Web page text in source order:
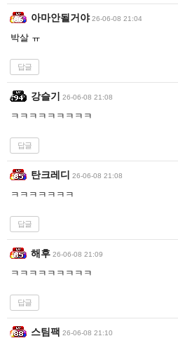
아마안될거야 26-06-08 21:04
박살 ㅠ
답글
강슬기 26-06-08 21:08
ㅋㅋㅋㅋㅋㅋㅋㅋㅋ
답글
탄크레디 26-06-08 21:08
ㅋㅋㅋㅋㅋㅋㅋ
답글
해후 26-06-08 21:09
ㅋㅋㅋㅋㅋㅋㅋㅋㅋ
답글
스팀팩 26-06-08 21:10